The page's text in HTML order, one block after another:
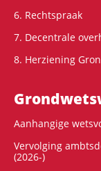
6. Rechtspraak
7. Decentrale
8. Herziening
Aanhangige
Vervolging
(2026-)